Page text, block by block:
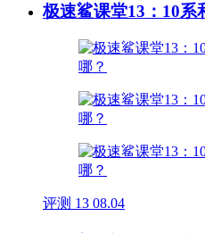
极速鲨课堂13：10系
评测 13 08.04